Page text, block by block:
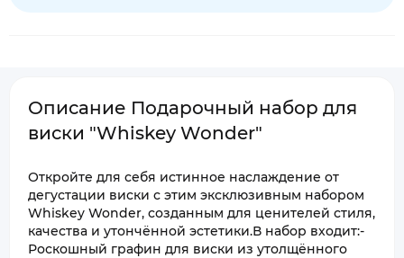
Описание Подарочный набор для
виски "Whiskey Wonder"
Откройте для себя истинное наслаждение от
дегустации виски с этим эксклюзивным набором
Whiskey Wonder, созданным для ценителей стиля,
качества и утончённой эстетики.В набор входит:-
Роскошный графин для виски из утолщённого